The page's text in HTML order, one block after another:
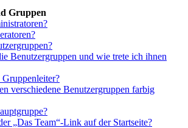
Gruppen
Benutzergruppen und wie trete ich ihnen
verschiedene Benutzergruppen farbig
„Das Team“-Link auf der Startseite?